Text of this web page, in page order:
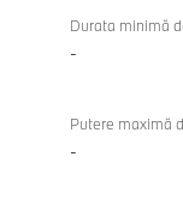
Durata minimă
-
Putere maximă
-